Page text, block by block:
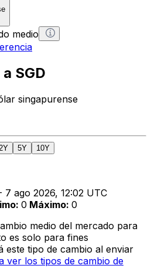
medio
SGD
singapurense
2Y 5Y 10Y
7 ago 2026, 12:02 UTC
: 0 Máximo: 0
medio del mercado para
es solo para fines
este tipo de cambio al enviar
ver los tipos de cambio de